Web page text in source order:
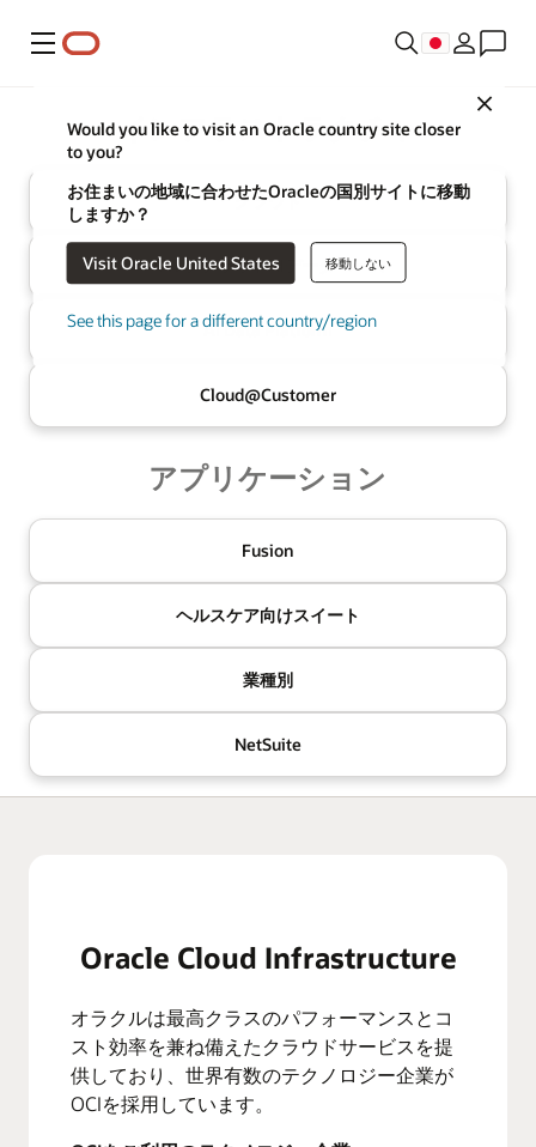
メニュー
Close
Would you like to visit an Oracle country site closer
to you?
お住まいの地域に合わせたOracleの国別サイトに移動
しますか？
Visit Oracle United States 移動しない
See this page for a different country/region
Oracleインフラストラクチャ
クラウド
マルチクラウドAIデータベース
AI DataPlatform
Cloud@Customer
アプリケーション
Fusion
ヘルスケア向けスイート
業種別
NetSuite
Oracle Cloud Infrastructure
オラクルは最高クラスのパフォーマンスとコ
スト効率を兼ね備えたクラウドサービスを提
供しており、世界有数のテクノロジー企業が
OCIを採用しています。